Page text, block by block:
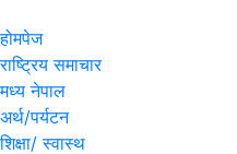
होमपेज
राष्ट्रिय समाचार
मध्य नेपाल
अर्थ/पर्यटन
शिक्षा/ स्वास्थ